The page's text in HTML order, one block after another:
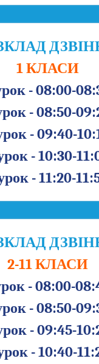
1 КЛАСИ
- 08:00-
- 08:50-
- 09:40-
- 10:30-
- 11:20-
2-11 КЛАСИ
- 08:00-
- 08:50-
- 09:45-
- 10:40-